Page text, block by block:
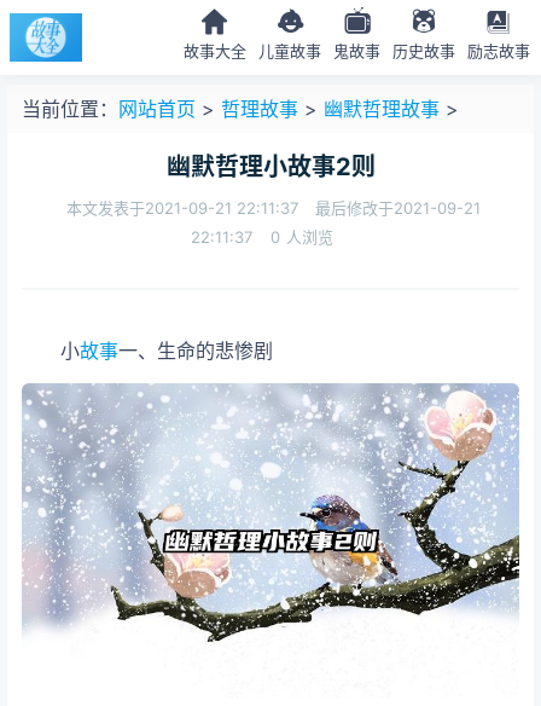
故事大全 儿童故事 鬼故事 历史故事 励志故事
当前位置： 网站首页 > 哲理故事 > 幽默哲理故事 >
幽默哲理小故事2则
本文发表于2021-09-21 22:11:37
最后修改于2021-09-21
22:11:37
0 人浏览
小故事一、生命的悲惨剧